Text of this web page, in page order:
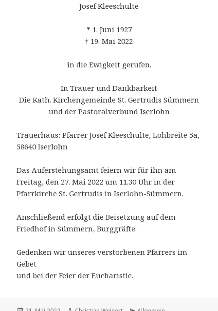
Josef Kleeschulte
* 1. Juni 1927
† 19. Mai 2022
in die Ewigkeit gerufen.
In Trauer und Dankbarkeit
Die Kath. Kirchengemeinde St. Gertrudis Sümmern
und der Pastoralverbund Iserlohn
Trauerhaus: Pfarrer Josef Kleeschulte, Lohbreite 5a,
58640 Iserlohn
Das Auferstehungsamt feiern wir für ihn am
Freitag, den 27. Mai 2022 um 11.30 Uhr in der
Pfarrkirche St. Gertrudis in Iserlohn-Sümmern.
Anschließend erfolgt die Beisetzung auf dem
Friedhof in Sümmern, Burggräfte.
Gedenken wir unseres verstorbenen Pfarrers im
Gebet
und bei der Feier der Eucharistie.